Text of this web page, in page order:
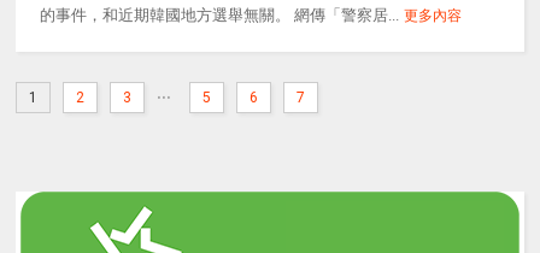
的事件，和近期韓國地方選舉無關。 網傳「警察居... 更多內容
1 2 3 ... 5 6 7